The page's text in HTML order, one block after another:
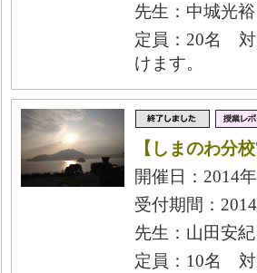
先生：中城光
定員：20名 対
けます。
【しまのわ分
開催日：2014
受付期間：
先生：山田安
定員：10名 対